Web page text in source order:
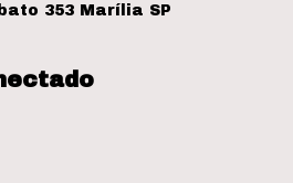
353 Marília SP